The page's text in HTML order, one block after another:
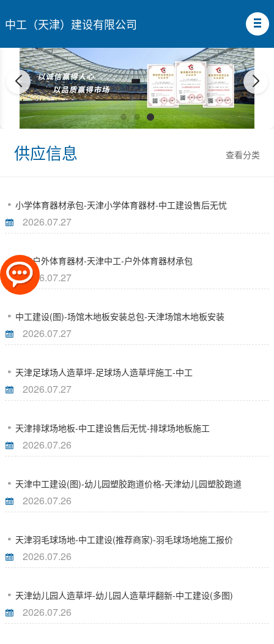
中工（天津）建设有限公司
查看分类
供应信息
小学体育器材承包-天津小学体育器材-中工建设售后无忧
2026.07.27
天津户外体育器材-天津中工-户外体育器材承包
2026.07.27
中工建设(图)-场馆木地板安装总包-天津场馆木地板安装
2026.07.27
天津足球场人造草坪-足球场人造草坪施工-中工
2026.07.27
天津排球场地板-中工建设售后无忧-排球场地板施工
2026.07.26
天津中工建设(图)-幼儿园塑胶跑道价格-天津幼儿园塑胶跑道
2026.07.26
天津羽毛球场地-中工建设(推荐商家)-羽毛球场地施工报价
2026.07.26
天津幼儿园人造草坪-幼儿园人造草坪翻新-中工建设(多图)
2026.07.26